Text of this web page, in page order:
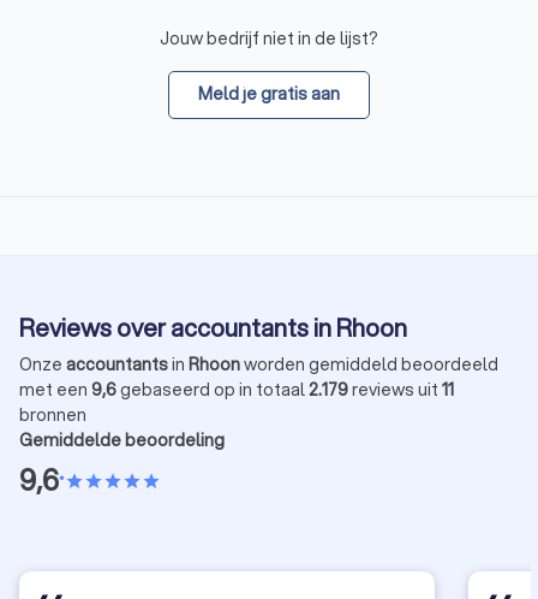
Jouw bedrijf niet in de lijst?
Meld je gratis aan
Reviews over accountants in Rhoon
Onze accountantsin Rhoonworden gemiddeld beoordeeld
met een 9,6gebaseerd op in totaal2.179reviews uit 11
bronnen
Gemiddelde beoordeling
9,6•starstarstarstarstar